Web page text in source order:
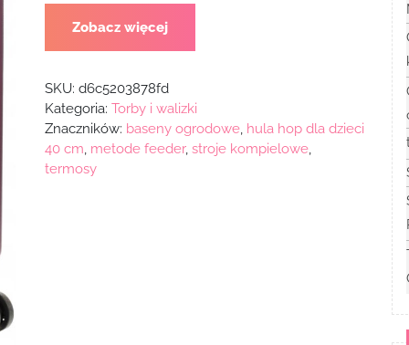
Zobacz więcej
SKU: d6c5203878fd
Kategoria: Torby i walizki
Znaczników: baseny ogrodowe, hula hop dla dzieci
40 cm metode feeder, stroje kompielowe,
termosy